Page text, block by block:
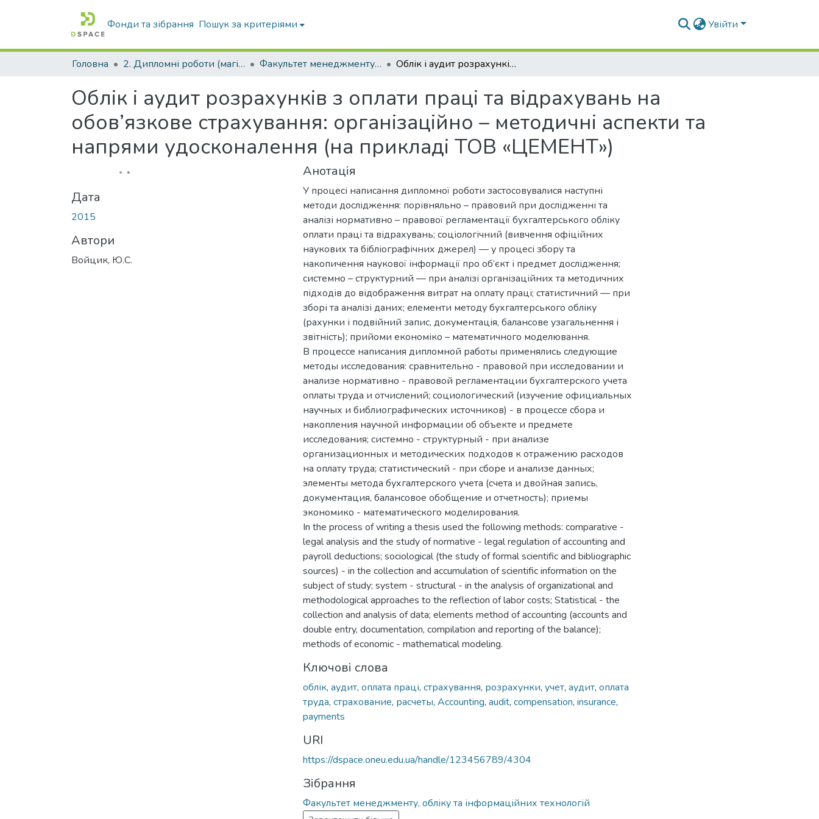
Фонди та зібрання Пошук за критеріями Увійти
Головна 2. Дипломні роботи (магістр) Факультет менеджменту, обліку та інформаційних технологій Облік і аудит розрахунків з оплати праці та відрахувань на обов’язкове страхування: організаційно – методичні аспекти та напрями удосконалення (на прикладі ТОВ «ЦЕМЕНТ»)
Облік і аудит розрахунків з оплати праці та відрахувань на
обов’язкове страхування: організаційно – методичні аспекти та
напрями удосконалення (на прикладі ТОВ «ЦЕМЕНТ»)
Дата
2015
Автори
Войцик, Ю.С.
Анотація
У процесі написання дипломної роботи застосовувалися наступні
методи дослідження: порівняльно – правовий при дослідженні та
аналізі нормативно – правової регламентації бухгалтерського обліку
оплати праці та відрахувань; соціологічний (вивчення офіційних
наукових та бібліографічних джерел) — у процесі збору та
накопичення наукової інформації про об’єкт і предмет дослідження;
системно – структурний — при аналізі організаційних та методичних
підходів до відображення витрат на оплату праці; статистичний — при
зборі та аналізі даних; елементи методу бухгалтерського обліку
(рахунки і подвійний запис, документація, балансове узагальнення і
звітність); прийоми економіко – математичного моделювання.
В процессе написания дипломной работы применялись следующие
методы исследования: сравнительно - правовой при исследовании и
анализе нормативно - правовой регламентации бухгалтерского учета
оплаты труда и отчислений; социологический (изучение официальных
научных и библиографических источников) - в процессе сбора и
накопления научной информации об объекте и предмете
исследования; системно - структурный - при анализе
организационных и методических подходов к отражению расходов
на оплату труда; статистический - при сборе и анализе данных;
элементы метода бухгалтерского учета (счета и двойная запись,
документация, балансовое обобщение и отчетность); приемы
экономико - математического моделирования.
In the process of writing a thesis used the following methods: comparative -
legal analysis and the study of normative - legal regulation of accounting and
payroll deductions; sociological (the study of formal scientific and bibliographic
sources) - in the collection and accumulation of scientific information on the
subject of study; system - structural - in the analysis of organizational and
methodological approaches to the reflection of labor costs; Statistical - the
collection and analysis of data; elements method of accounting (accounts and
double entry, documentation, compilation and reporting of the balance);
methods of economic - mathematical modeling.
Ключові слова
облік, аудит, оплата праці, страхування, розрахунки, учет, аудит, оплата
труда, страхование, расчеты, Accounting, audit, compensation, insurance,
payments
URI
https://dspace.oneu.edu.ua/handle/123456789/4304
Зібрання
Факультет менеджменту, обліку та інформаційних технологій